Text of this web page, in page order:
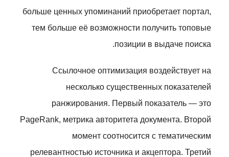
больше ценных упоминаний приобретает портал,
тем больше её возможности получить топовые
позиции в выдаче поиска.
Ссылочное оптимизация воздействует на
несколько существенных показателей
ранжирования. Первый показатель — это
PageRank, метрика авторитета документа. Второй
момент соотносится с тематическим
релевантностью источника и акцептора. Третий